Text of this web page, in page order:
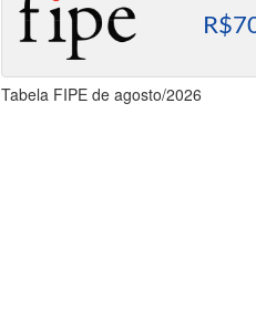
Tabela FIPE de agosto/2026